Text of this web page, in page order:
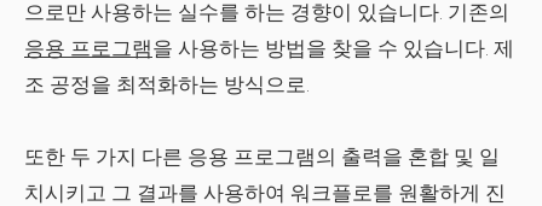
으로만 사용하는 실수를 하는 경향이 있습니다. 기존의
응용 프로그램을 사용하는 방법을 찾을 수 있습니다. 제
조 공정을 최적화하는 방식으로.
또한 두 가지 다른 응용 프로그램의 출력을 혼합 및 일
치시키고 그 결과를 사용하여 워크플로를 원활하게 진